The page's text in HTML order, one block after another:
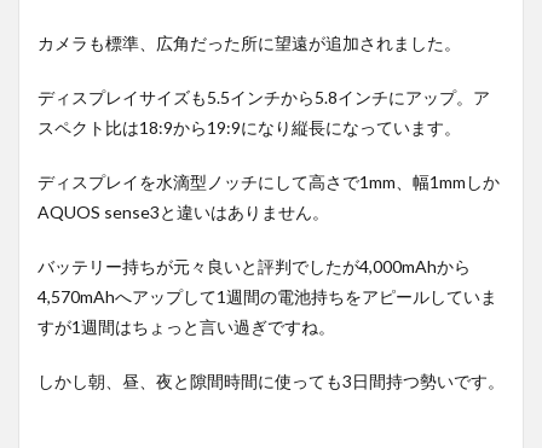
カメラも標準、広角だった所に望遠が追加されました。
ディスプレイサイズも5.5インチから5.8インチにアップ。ア
スペクト比は18:9から19:9になり縦長になっています。
ディスプレイを水滴型ノッチにして高さで1mm、幅1mmしか
AQUOS sense3と違いはありません。
バッテリー持ちが元々良いと評判でしたが4,000mAhから
4,570mAhへアップして1週間の電池持ちをアピールしていま
すが1週間はちょっと言い過ぎですね。
しかし朝、昼、夜と隙間時間に使っても3日間持つ勢いです。